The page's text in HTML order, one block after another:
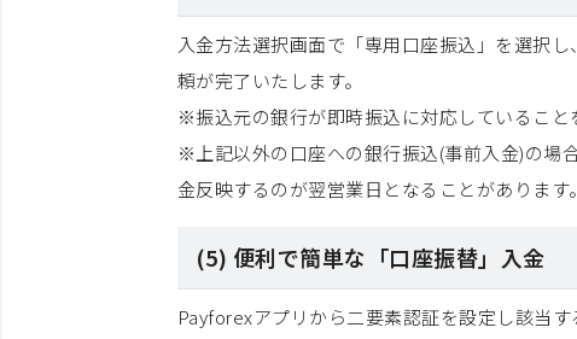
入金方法選択画面で「専用口座振込」を選択
頼が完了いたします。
※振込元の銀行が即時振込に対応していること
※上記以外の口座への銀行振込(事前入金)の場
金反映するのが翌営業日となることがあります。
(5) 便利で簡単な「口座振替」入金
Payforexアプリから二要素認証を設定し該当